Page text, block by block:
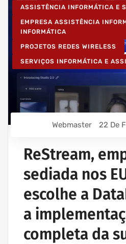
ASSISTÊNCIA INFORMÁTICA E
EMPRESA ASSISTÊNCIA
INFORMÁTICA
PROJETOS REDES WIRELESS
SERVIÇOS INFORMÁTICA E
Webmaster 22 De
ReStream,
sediada nos
escolhe a
a
completa da